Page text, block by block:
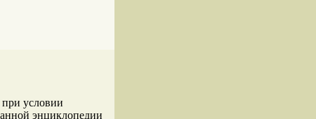
при условии
энциклопедии